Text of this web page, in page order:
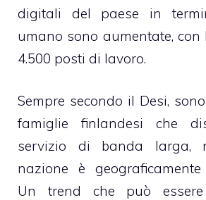
digitali del paese in
umano sono aumentate, con
4.500 posti di lavoro.
Sempre secondo il Desi,
famiglie finlandesi che
servizio di banda larga,
nazione è
Un trend che può essere